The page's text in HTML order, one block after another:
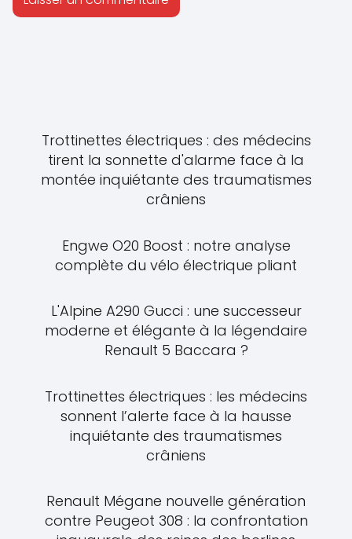
Trottinettes électriques : des médecins
tirent la sonnette d'alarme face à la
montée inquiétante des traumatismes
crâniens
Engwe O20 Boost : notre analyse
complète du vélo électrique pliant
L'Alpine A290 Gucci : une successeur
moderne et élégante à la légendaire
Renault 5 Baccara ?
Trottinettes électriques : les médecins
sonnent l’alerte face à la hausse
inquiétante des traumatismes
crâniens
Renault Mégane nouvelle génération
contre Peugeot 308 : la confrontation